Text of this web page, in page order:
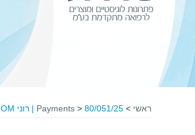
ראשי >
Payments > 80/051/25 | רוני FROM שראל